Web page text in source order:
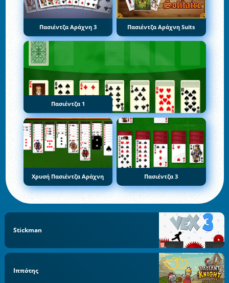
Πασιέντζα Αράχνη 3 Πασιέντζα Αράχνη Suits
Πασιέντζα 1
Χρυσή Πασιέντζα Αράχνη Πασιέντζα 3
Stickman
Ιππότης